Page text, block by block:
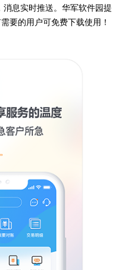
息实时推送。 华军软件园提
要的用户可免费下载使用！